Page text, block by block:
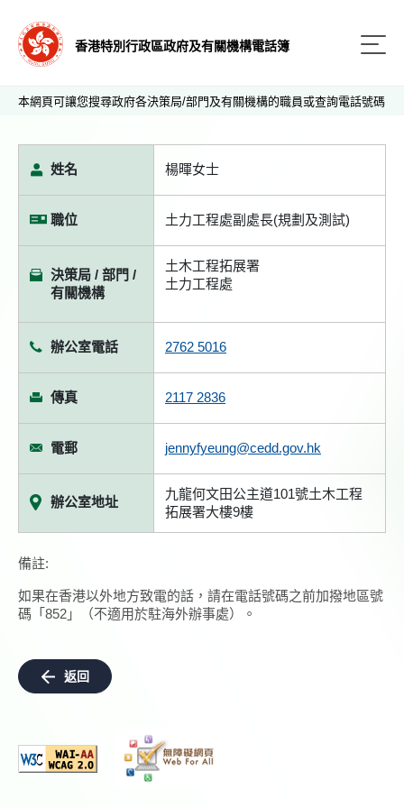
香港特別行政區政府及有關機構電話簿
本網頁可讓您搜尋政府各決策局/部門及有關機構的職員或查詢電話號碼
姓名 楊暉女士
職位 土力工程處副處長(規劃及測試)
決策局 / 部門 /
有關機構
土木工程拓展署
土力工程處
辦公室電話 2762 5016
傳真 2117 2836
電郵 jennyfyeung@cedd.gov.hk
辦公室地址
九龍何文田公主道101號土木工程
拓展署大樓9樓
備註:
如果在香港以外地方致電的話，請在電話號碼之前加撥地區號
碼「852」（不適用於駐海外辦事處）。
返回